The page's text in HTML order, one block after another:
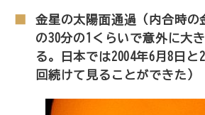
金星の太陽面通過（内合時の
の30分の1くらいで意外に大
る。日本では2004年6月8日と
回続けて見ることができた）